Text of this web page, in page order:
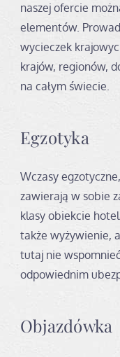
naszej ofercie
elementów.
wycieczek
krajów, regionów,
na całym świecie.
Egzotyka
Wczasy
zawierają w sobie
klasy obiekcie
także wyżywienie,
tutaj nie
odpowiednim
Objazdówka